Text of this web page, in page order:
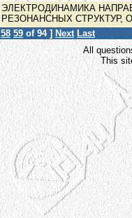
ЭЛЕКТРОДИНАМИКА
РЕЗОНАНСНЫХ
58 59 of 94 ] Next Last
All
This